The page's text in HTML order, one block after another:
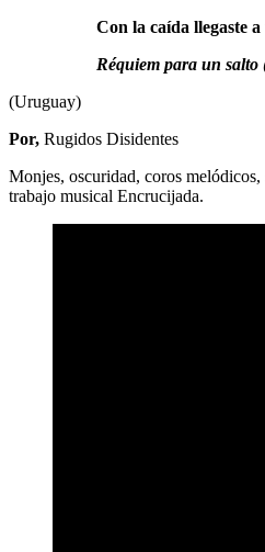
Con la caída llegaste
Réquiem para un
(Uruguay)
Por, Rugidos Disidentes
Monjes, oscuridad, coros
trabajo musical Encrucijada.